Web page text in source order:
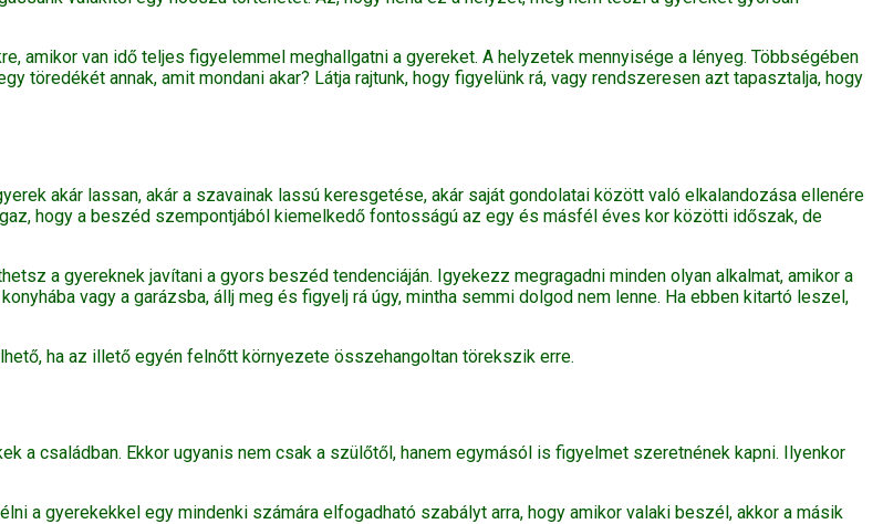
amikor van idő teljes figyelemmel meghallgatni a gyereket. A helyzetek mennyisége a lényeg. Többségében
töredékét annak, amit mondani akar? Látja rajtunk, hogy figyelünk rá, vagy rendszeresen azt tapasztalja, hogy
akár lassan, akár a szavainak lassú keresgetése, akár saját gondolatai között való elkalandozása ellenére
hogy a beszéd szempontjából kiemelkedő fontosságú az egy és másfél éves kor közötti időszak, de
a gyereknek javítani a gyors beszéd tendenciáján. Igyekezz megragadni minden olyan alkalmat, amikor a
vagy a garázsba, állj meg és figyelj rá úgy, mintha semmi dolgod nem lenne. Ha ebben kitartó leszel,
ha az illető egyén felnőtt környezete összehangoltan törekszik erre.
a családban. Ekkor ugyanis nem csak a szülőtől, hanem egymásól is figyelmet szeretnének kapni. Ilyenkor
a gyerekekkel egy mindenki számára elfogadható szabályt arra, hogy amikor valaki beszél, akkor a másik